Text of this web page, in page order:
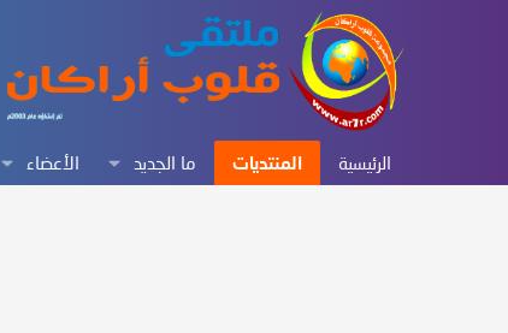
الرئيسية المنتديات ما الجديد الأعضاء